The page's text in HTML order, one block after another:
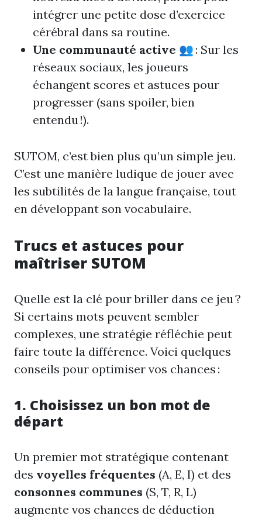
intégrer une petite dose d’exercice
cérébral dans sa routine.
Une communauté active 👥 : Sur les
réseaux sociaux, les joueurs
échangent scores et astuces pour
progresser (sans spoiler, bien
entendu !).
SUTOM, c’est bien plus qu’un simple jeu.
C’est une manière ludique de jouer avec
les subtilités de la langue française, tout
en développant son vocabulaire.
Trucs et astuces pour
maîtriser SUTOM
Quelle est la clé pour briller dans ce jeu ?
Si certains mots peuvent sembler
complexes, une stratégie réfléchie peut
faire toute la différence. Voici quelques
conseils pour optimiser vos chances :
1. Choisissez un bon mot de
départ
Un premier mot stratégique contenant
des voyelles fréquentes (A, E, I) et des
consonnes communes (S, T, R, L)
augmente vos chances de déduction